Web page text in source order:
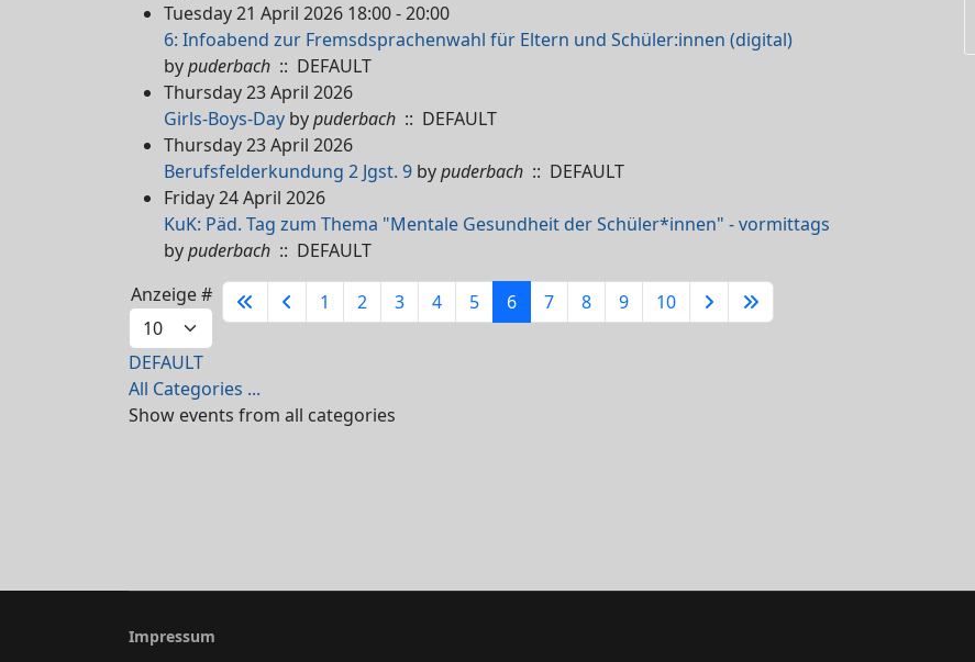
Tuesday 21 April 2026 18:00 - 20:00
6: Infoabend zur Fremsdsprachenwahl für Eltern und Schüler:innen (digital)
bypuderbach :: DEFAULT
Thursday 23 April 2026
Girls-Boys-Day bypuderbach :: DEFAULT
Thursday 23 April 2026
Berufsfelderkundung 2 Jgst. 9 bypuderbach :: DEFAULT
Friday 24 April 2026
KuK: Päd. Tag zum Thema "Mentale Gesundheit der Schüler*innen" - vormittags
bypuderbach :: DEFAULT
Pagination List Limit
Anzeige # 1 2 3 4 5 6 7 8 9 10
DEFAULT
All Categories ...
Show events from all categories
Impressum